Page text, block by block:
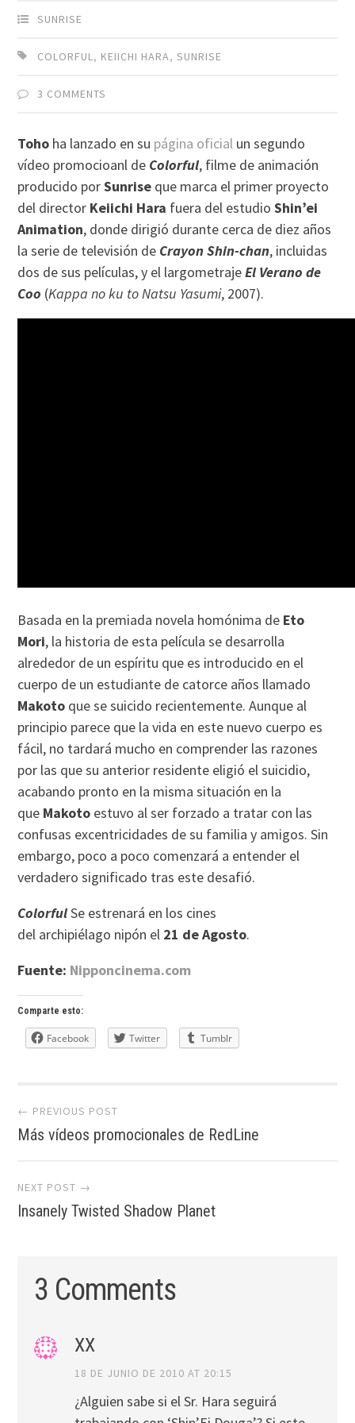
SUNRISE
COLORFUL, KEIICHI HARA,SUNRISE
3 COMMENTS
Toho ha lanzado en su página oficial un segundo
vídeo promocioanl de Colorful, filme de animación
producido porSunrise que marca el primer proyecto
del director Keiichi Hara fuera del estudioShin’ei
Animation, donde dirigió durante cerca de diez años
la serie de televisión de Crayon Shin-chan, incluidas
dos de sus películas, y el largometrajeEl Verano de
Coo (Kappa no ku to Natsu Yasumi, 2007).
Basada en la premiada novela homónima de Eto
Mori, la historia de esta película se desarrolla
alrededor de un espíritu que es introducido en el
cuerpo de un estudiante de catorce años llamado
Makoto que se suicido recientemente. Aunque al
principio parece que la vida en este nuevo cuerpo es
fácil, no tardará mucho en comprender las razones
por las que su anterior residente eligió el suicidio,
acabando pronto en la misma situación en la
que Makoto estuvo al ser forzado a tratar con las
confusas excentricidades de su familia y amigos. Sin
embargo, poco a poco comenzará a entender el
verdadero significado tras este desafió.
ColorfulSe estrenará en los cines
del archipiélago nipón el 21 de Agosto.
Fuente: Nipponcinema.com
Comparte esto:
Facebook Twitter Tumblr
Post
navigation
← PREVIOUS POST
Más vídeos promocionales de RedLine
NEXT POST →
Insanely Twisted Shadow Planet
3 Comments
XX
18 DE JUNIO DE 2010 AT 20:15
¿Alguien sabe si el Sr. Hara seguirá